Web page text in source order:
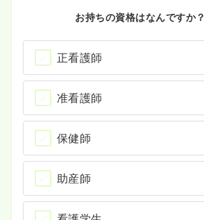
お持ちの資格はなんですか？
正看護師
准看護師
保健師
助産師